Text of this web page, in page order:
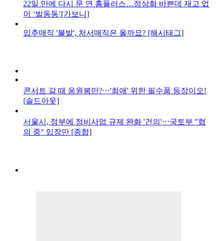
22일 만에 다시 문 연 홈플러스…정상화 바쁜데 재고 없
어 ‘발동동’[가보니]
입추매직 '불발', 처서매직은 올까요? [해시태그]
콘서트 갈 때 응원봉만?⋯'최애' 위한 필수품 등장이오!
[솔드아웃]
서울시, 정부에 정비사업 규제 완화 '건의'⋯국토부 "협
의 중" 입장만 [종합]